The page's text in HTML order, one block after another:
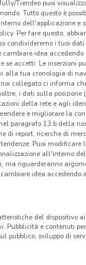
capi
e
Le
Tiendeo puoi
Tutto questo è
dell'applicazione e
Per fare questo,
condivideremo i tuoi dati
cambiare idea accedendo
se accetti: Le inserzioni
alla tua cronologia di
collegato ci informa
i dati sulla posizione
della rete e agli
e migliorare la
paragrafo 13.b della
di report, ricerche di
Puoi modificare
all'interno
ma riguarderanno
idea accedendo
del dispositivo
Pubblicità e contenuti
pubblico, sviluppo di